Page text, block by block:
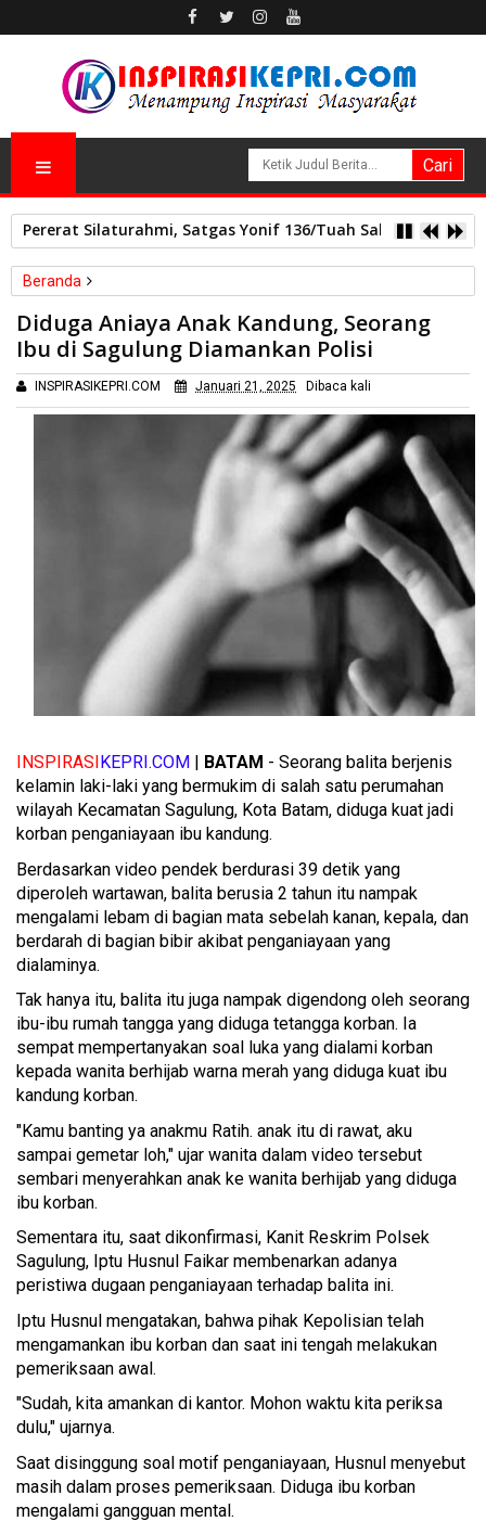
Pererat Silaturahmi, Satgas Yonif 136/Tuah Sakti Pos Ilu
Beranda
Diduga Aniaya Anak Kandung, Seorang Ibu di Sagulung
Diamankan Polisi
Diduga Aniaya Anak Kandung, Seorang
Ibu di Sagulung Diamankan Polisi
INSPIRASIKEPRI.COM Januari 21, 2025 Dibaca kali
INSPIRASI KEPRI.COM BATAM - Seorang balita berjenis
kelamin laki-laki yang bermukim di salah satu perumahan
wilayah Kecamatan Sagulung, Kota Batam, diduga kuat jadi
korban penganiayaan ibu kandung.
Berdasarkan video pendek berdurasi 39 detik yang
diperoleh wartawan, balita berusia 2 tahun itu nampak
mengalami lebam di bagian mata sebelah kanan, kepala, dan
berdarah di bagian bibir akibat penganiayaan yang
dialaminya.
Tak hanya itu, balita itu juga nampak digendong oleh seorang
ibu-ibu rumah tangga yang diduga tetangga korban. Ia
sempat mempertanyakan soal luka yang dialami korban
kepada wanita berhijab warna merah yang diduga kuat ibu
kandung korban.
"Kamu banting ya anakmu Ratih. anak itu di rawat, aku
sampai gemetar loh," ujar wanita dalam video tersebut
sembari menyerahkan anak ke wanita berhijab yang diduga
ibu korban.
Sementara itu, saat dikonfirmasi, Kanit Reskrim Polsek
Sagulung, Iptu Husnul Faikar membenarkan adanya
peristiwa dugaan penganiayaan terhadap balita ini.
Iptu Husnul mengatakan, bahwa pihak Kepolisian telah
mengamankan ibu korban dan saat ini tengah melakukan
pemeriksaan awal.
"Sudah, kita amankan di kantor. Mohon waktu kita periksa
dulu," ujarnya.
Saat disinggung soal motif penganiayaan, Husnul menyebut
masih dalam proses pemeriksaan. Diduga ibu korban
mengalami gangguan mental.